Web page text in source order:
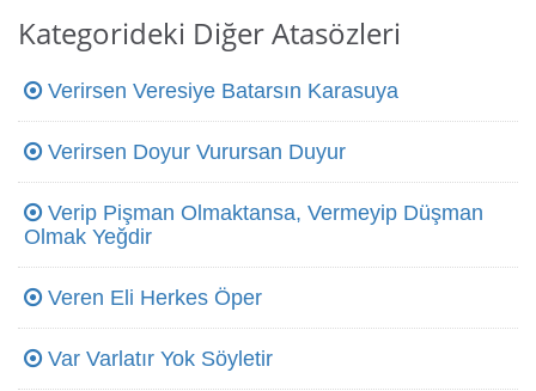
Eğitim Haberleri
Kategorideki Diğer Atasözleri
Verirsen Veresiye Batarsın Karasuya
Verirsen Doyur Vurursan Duyur
Verip Pişman Olmaktansa, Vermeyip Düşman
Olmak Yeğdir
Veren Eli Herkes Öper
Var Varlatır Yok Söyletir